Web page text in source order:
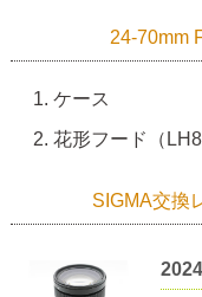
24-70mm
ケース
花形フード（
SIGMA交換